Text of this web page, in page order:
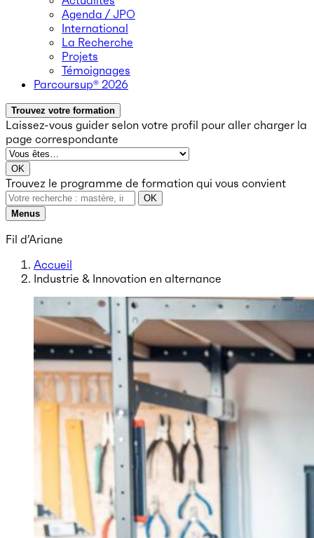
Agenda / JPO
International
La Recherche
Projets
Témoignages
Parcoursup® 2026
Trouvez votre formation
Laissez-vous guider selon votre profil pour aller charger la
page correspondante
OK
Trouvez le programme de formation qui vous convient
OK
Menus
Fil d’Ariane
Accueil
Industrie & Innovation en alternance